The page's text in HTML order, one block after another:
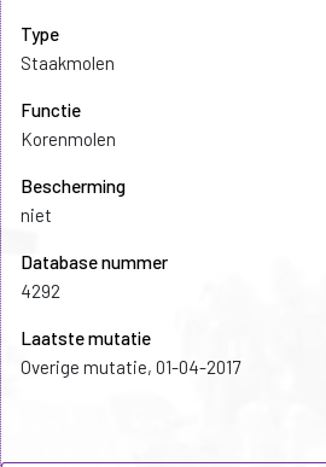
Type
Staakmolen
Functie
Korenmolen
Bescherming
niet
Database nummer
4292
Laatste mutatie
Overige mutatie, 01-04-2017